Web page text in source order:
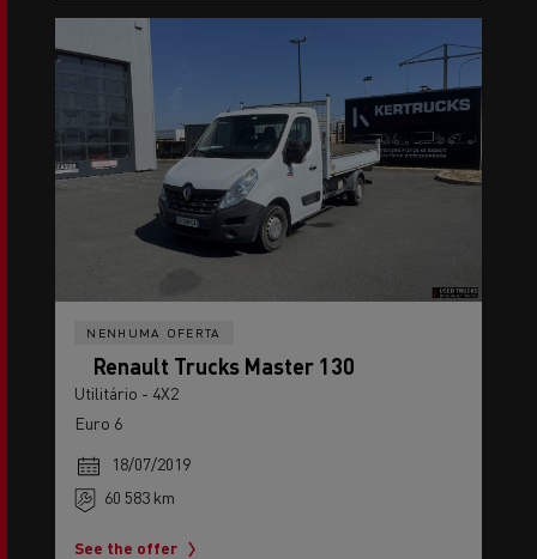
NENHUMA OFERTA
Renault Trucks Master 130
Utilitário - 4X2
Euro 6
18/07/2019
60 583 km
See the offer